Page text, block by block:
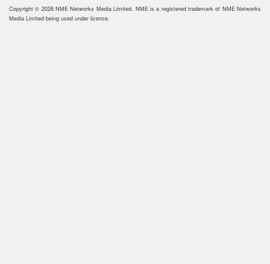
Copyright © 2026 NME Networks Media Limited. NME is a registered trademark of NME Networks
Media Limited being used under licence.